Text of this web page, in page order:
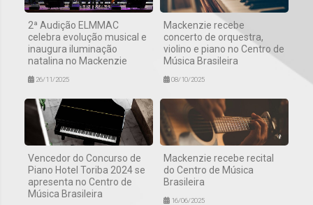
2ª Audição ELMMAC
celebra evolução musical e
inaugura iluminação
natalina no Mackenzie
26/11/2025
Mackenzie recebe
concerto de orquestra,
violino e piano no Centro de
Música Brasileira
08/10/2025
Vencedor do Concurso de
Piano Hotel Toriba 2024 se
apresenta no Centro de
Música Brasileira
Mackenzie recebe recital
do Centro de Música
Brasileira
16/06/2025